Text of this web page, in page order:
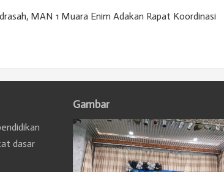
MAN 1 Muara Enim Adakan Rapat Koordinasi
dasar
Gambar